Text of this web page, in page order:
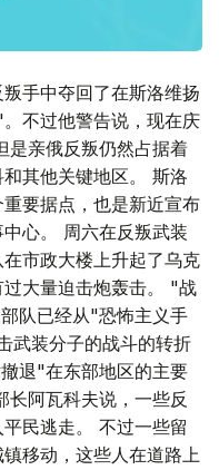
手中夺回了在斯洛维扬
不过他警告说，现在庆
是亲俄反叛仍然占据着
其他关键地区。 斯洛
要据点，也是新近宣布
心。 周六在反叛武装
市政大楼上升起了乌克
大量迫击炮轰击。 "战
队已经从"恐怖主义手
武装分子的战斗的转折
退"在东部地区的主要
长阿瓦科夫说，一些反
民逃走。 不过一些留
移动，这些人在道路上